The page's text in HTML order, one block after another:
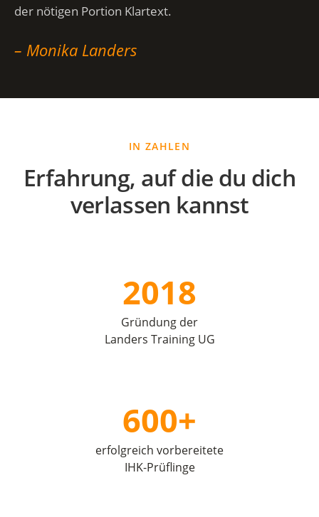
der nötigen Portion Klartext.
– Monika Landers
IN ZAHLEN
Erfahrung, auf die du dich
verlassen kannst
2018
Gründung der
Landers Training UG
600+
erfolgreich vorbereitete
IHK-Prüflinge